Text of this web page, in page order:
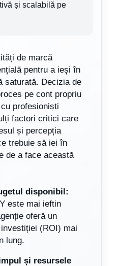
și scalabilă pe
de marcă
pentru a ieși în
saturată. Decizia de
pe cont propriu
profesioniști
factori critici care
și percepția
trebuie să iei în
de a face această
disponibil:
este mai ieftin
oferă un
(ROI) mai
lung.
și resursele